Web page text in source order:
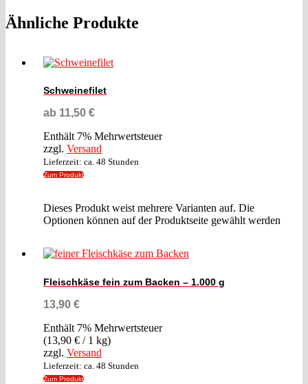
Ähnliche Produkte
Schweinefilet
ab 11,50 €
Enthält 7% Mehrwertsteuer
zzgl. Versand
Lieferzeit: ca. 48 Stunden
Zum Produkt
Dieses Produkt weist mehrere Varianten auf. Die
Optionen können auf der Produktseite gewählt werden
Fleischkäse fein zum Backen – 1.000 g
13,90 €
Enthält 7% Mehrwertsteuer
(13,90 € / 1 kg)
zzgl. Versand
Lieferzeit: ca. 48 Stunden
Zum Produkt